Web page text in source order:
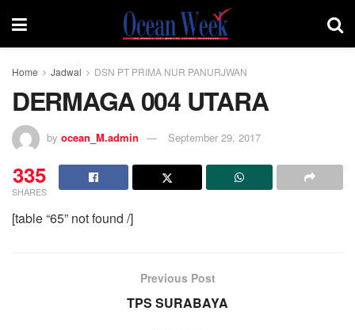
Home Jadwal DSN PT PRIMA NUR PANURJWAN
DERMAGA 004 UTARA
by ocean_M.admin September 29, 2017
335
SHARES
[table “65” not found /]
Previous Post
TPS SURABAYA